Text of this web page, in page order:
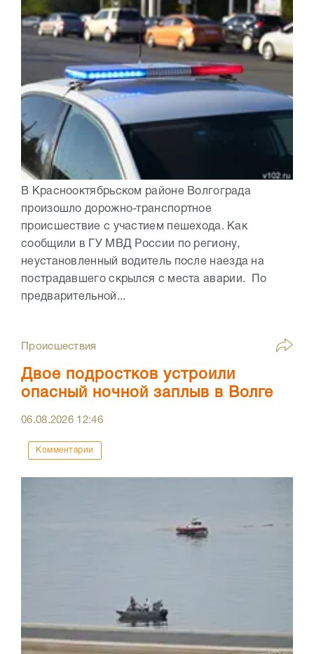
В Краснооктябрьском районе Волгограда
произошло дорожно-транспортное
происшествие с участием пешехода. Как
сообщили в ГУ МВД России по региону,
неустановленный водитель после наезда на
пострадавшего скрылся с места аварии. По
предварительной...
Происшествия
Двое подростков устроили
опасный ночной заплыв в Волге
06.08.2026 12:46
Комментарии